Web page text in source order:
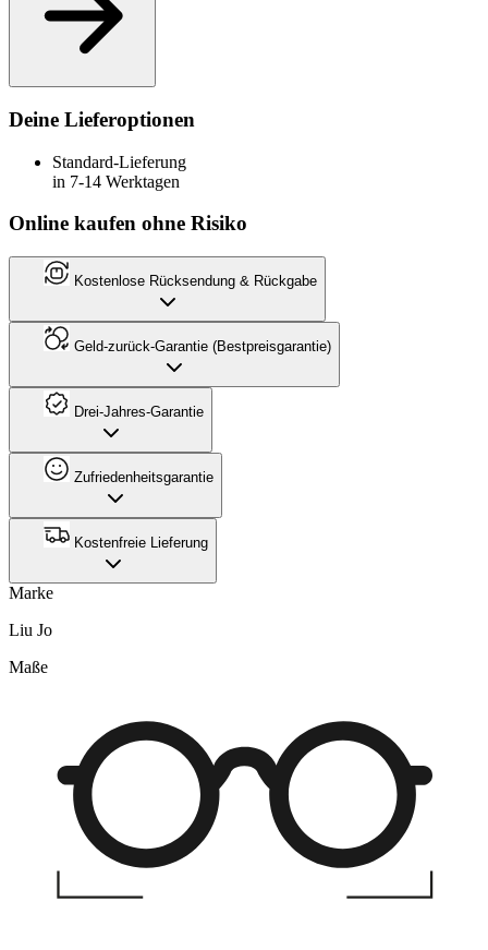
Deine Lieferoptionen
Standard-Lieferung
in 7-14 Werktagen
Online kaufen ohne Risiko
Kostenlose Rücksendung & Rückgabe
Geld-zurück-Garantie (Bestpreisgarantie)
Drei-Jahres-Garantie
Zufriedenheitsgarantie
Kostenfreie Lieferung
Marke
Liu Jo
Maße